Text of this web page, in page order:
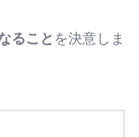
ること を決意しま